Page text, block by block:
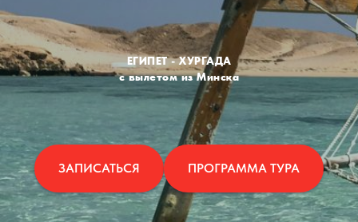
ЕГИПЕТ - ХУРГАДА
с вылетом из Минска
ЗАПИСАТЬСЯ ПРОГРАММА ТУРА